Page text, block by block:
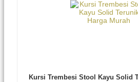
Kursi Trembesi Stool Kayu Solid